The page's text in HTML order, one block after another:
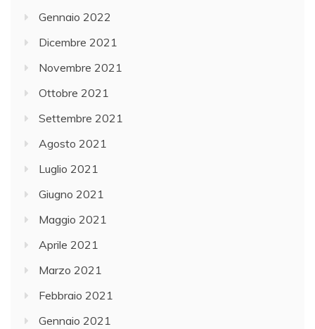
Gennaio 2022
Dicembre 2021
Novembre 2021
Ottobre 2021
Settembre 2021
Agosto 2021
Luglio 2021
Giugno 2021
Maggio 2021
Aprile 2021
Marzo 2021
Febbraio 2021
Gennaio 2021